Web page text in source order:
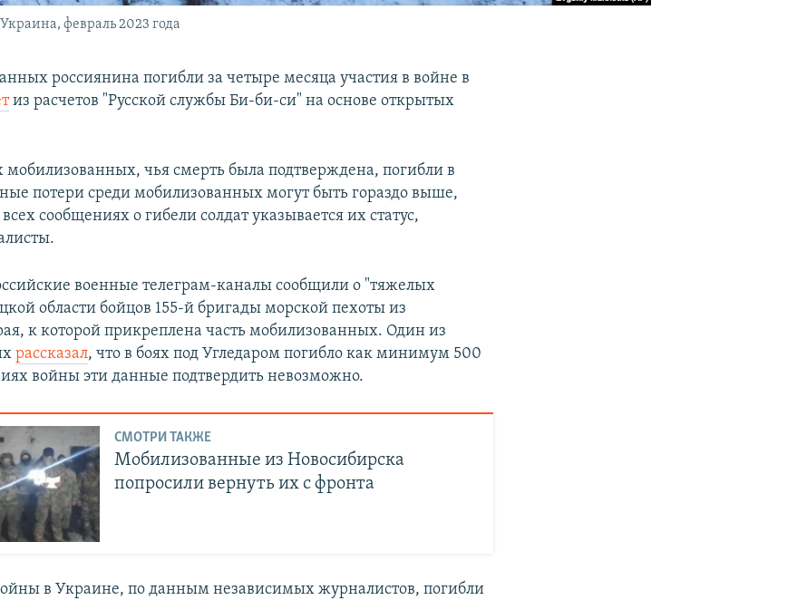
февраль 2023 года
россиянина погибли за четыре месяца участия в войне в
из расчетов "Русской службы Би-би-си" на основе открытых
мобилизованных, чья смерть была подтверждена, погибли в
потери среди мобилизованных могут быть гораздо выше,
сообщениях о гибели солдат указывается их статус,
военные телеграм-каналы сообщили о "тяжелых
области бойцов 155-й бригады морской пехоты из
к которой прикреплена часть мобилизованных. Один из
рассказал, что в боях под Угледаром погибло как минимум 500
войны эти данные подтвердить невозможно.
СМОТРИ ТАКЖЕ
Мобилизованные из Новосибирска
попросили вернуть их с фронта
в Украине, по данным независимых журналистов, погибли